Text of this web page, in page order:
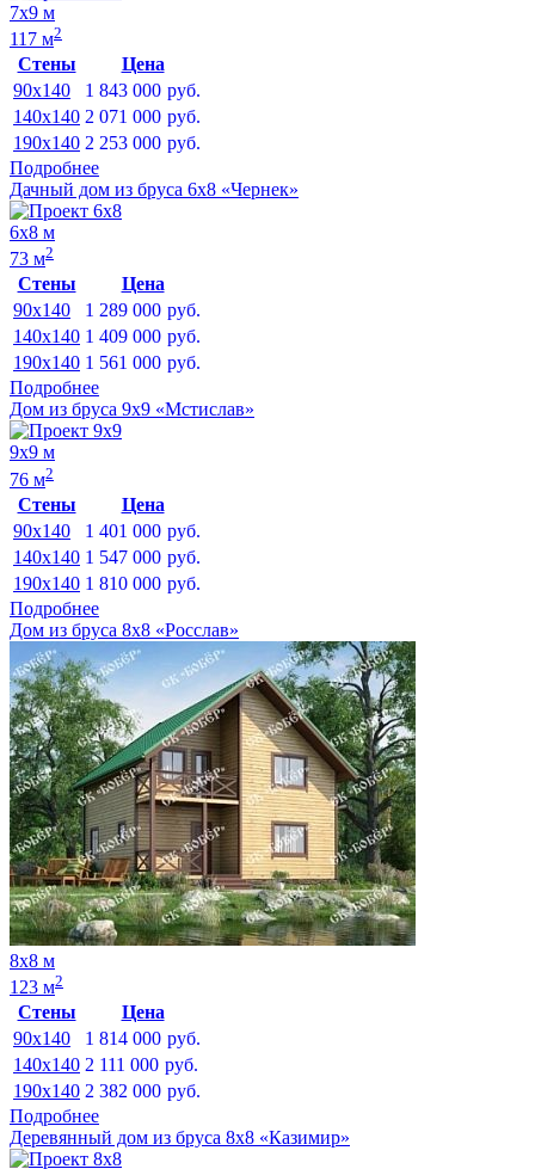
7х9 м
117 м2
Стены
Цена
90x140
1 843 000 руб.
140x140 2 071 000 руб.
190x140 2 253 000 руб.
Подробнее
Дачный дом из бруса 6х8 «Чернек»
6х8 м
73 м2
Стены
Цена
90x140
1 289 000 руб.
140x140 1 409 000 руб.
190x140 1 561 000 руб.
Подробнее
Дом из бруса 9х9 «Мстислав»
9х9 м
76 м2
Стены
Цена
90x140
1 401 000 руб.
140x140 1 547 000 руб.
190x140 1 810 000 руб.
Подробнее
Дом из бруса 8х8 «Росслав»
8х8 м
123 м2
Стены
Цена
90x140
1 814 000 руб.
140x140 2 111 000 руб.
190x140 2 382 000 руб.
Подробнее
Деревянный дом из бруса 8х8 «Казимир»